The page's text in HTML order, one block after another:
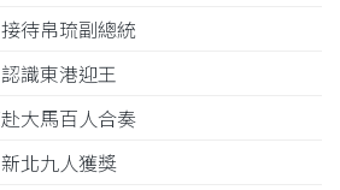
待帛琉副總統
識東港迎王
大馬百人合奏
北九人獲獎